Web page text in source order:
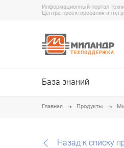
Информационный портал
Центра проектирования
ТЕХПОДДЕРЖКА
База знаний
Главная Продукты
Назад к списку